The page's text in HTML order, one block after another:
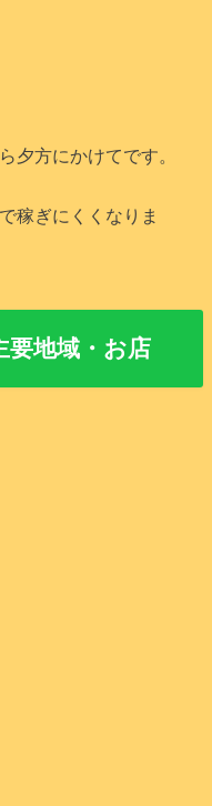
夕方にかけてです。
稼ぎにくくなりま
要地域・お店